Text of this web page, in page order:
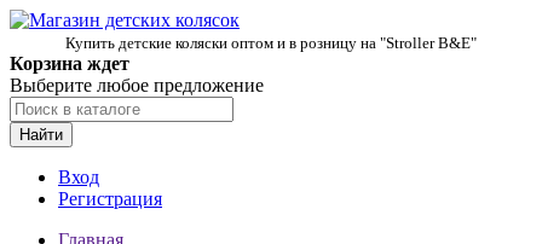
Купить детские коляски оптом и в розницу на "Stroller B&E"
Корзина ждет
Выберите любое предложение
Найти
Вход
Регистрация
Главная